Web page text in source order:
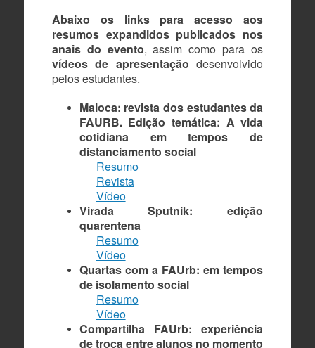
Abaixo os links para acesso aos
resumos expandidos publicados nos
anais do evento, assim como para os
vídeos de apresentação desenvolvido
pelos estudantes.
Maloca: revista dos estudantes da
FAURB. Edição temática: A vida
cotidiana em tempos de
distanciamento social
Resumo
Revista
Vídeo
Virada Sputnik: edição
quarentena
Resumo
Vídeo
Quartas com a FAUrb: em tempos
de isolamento social
Resumo
Vídeo
Compartilha FAUrb: experiência
de troca entre alunos no momento